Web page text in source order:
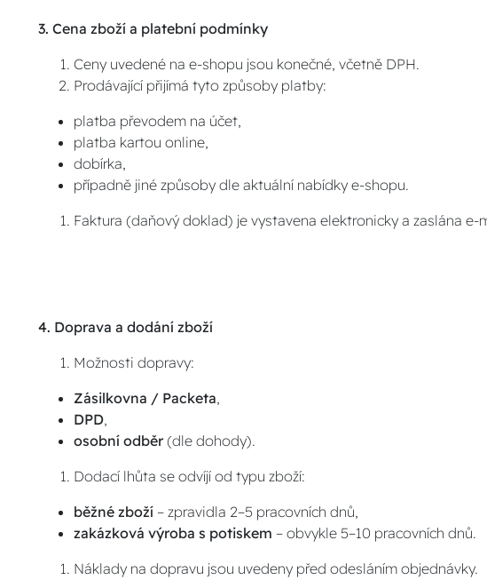
3. Cena zboží a platební podmínky
Ceny uvedené na e-shopu jsou konečné, včetně DPH.
Prodávající přijímá tyto způsoby platby:
platba převodem na účet,
platba kartou online,
dobírka,
případně jiné způsoby dle aktuální nabídky e-shopu.
Faktura (daňový doklad) je vystavena elektronicky a zaslána e-
4. Doprava a dodání zboží
Možnosti dopravy:
Zásilkovna / Packeta,
DPD,
osobní odběr(dle dohody).
Dodací lhůta se odvíjí od typu zboží:
běžné zboží – zpravidla 2–5 pracovních dnů,
zakázková výroba s potiskem – obvykle 5–10 pracovních dnů.
Náklady na dopravu jsou uvedeny před odesláním objednávky.